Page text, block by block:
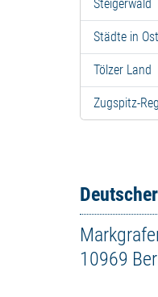
Steigerwald
Städte in
Tölzer Land
Zugspitz-
10969